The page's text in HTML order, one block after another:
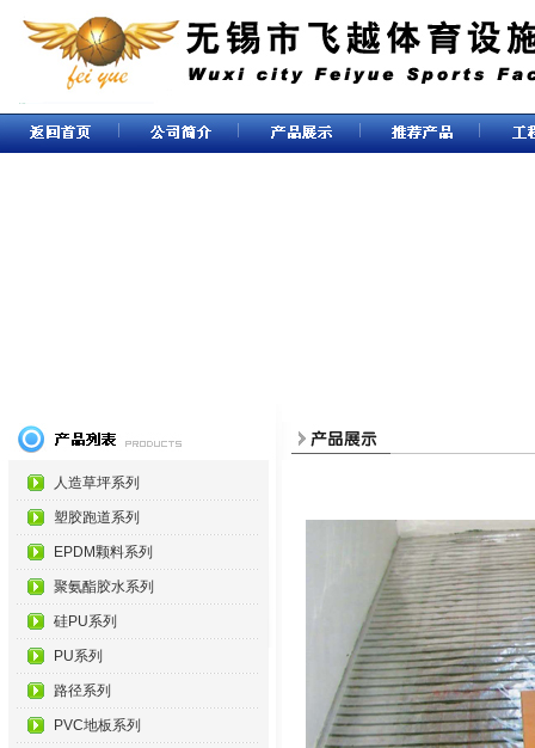
人造草坪系列
塑胶跑道系列
EPDM颗料系列
聚氨酯胶水系列
硅PU系列
PU系列
路径系列
PVC地板系列